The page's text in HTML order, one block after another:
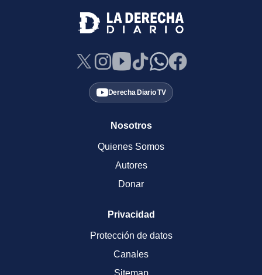
Derecha Diario TV
Nosotros
Quienes Somos
Autores
Donar
Privacidad
Protección de datos
Canales
Sitemap